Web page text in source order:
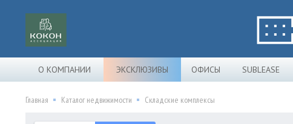
О КОМПАНИИ ЭКСКЛЮЗИВЫ ОФИСЫ SUBLEASE
Главная Каталог недвижимости Складские комплексы